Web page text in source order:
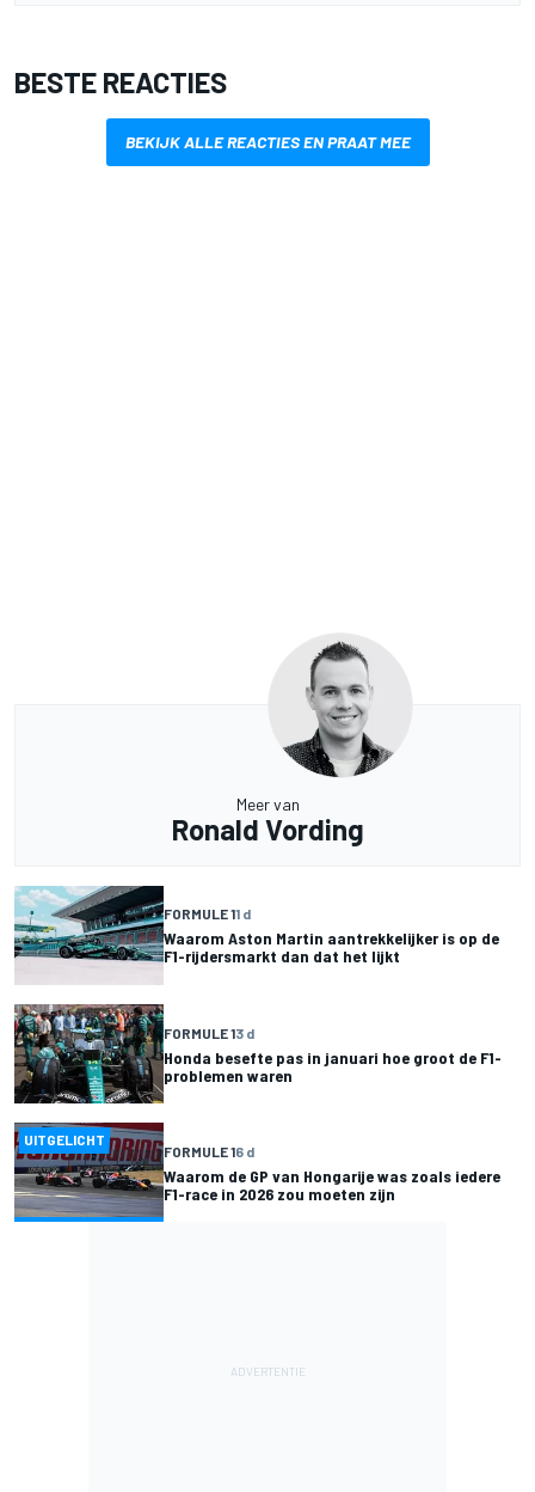
BESTE REACTIES
BEKIJK ALLE REACTIES EN PRAAT MEE
Meer van
Ronald Vording
FORMULE 11 d
Waarom Aston Martin aantrekkelijker is op de
F1-rijdersmarkt dan dat het lijkt
FORMULE 13 d
Honda besefte pas in januari hoe groot de F1-
problemen waren
UITGELICHT
FORMULE 16 d
Waarom de GP van Hongarije was zoals iedere
F1-race in 2026 zou moeten zijn